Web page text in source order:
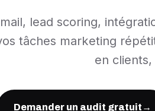
lead scoring,
tâches marketing
en
Demander un audit gratuit →